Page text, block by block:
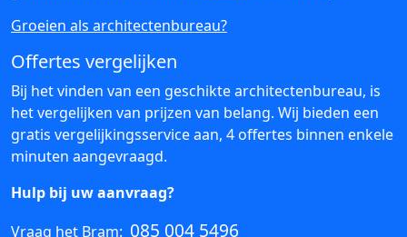
Groeien als architectenbureau?
Offertes vergelijken
Bij het vinden van een geschikte architectenbureau, is
het vergelijken van prijzen van belang. Wij bieden een
gratis vergelijkingsservice aan, 4 offertes binnen enkele
minuten aangevraagd.
Hulp bij uw aanvraag?
Vraag het Bram: 085 004 5496